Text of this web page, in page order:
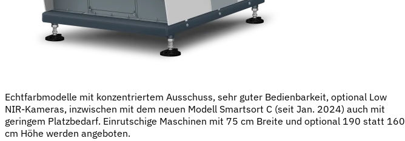
Echtfarbmodelle mit konzentriertem Ausschuss, sehr guter Bedienbarkeit, optional Low
NIR-Kameras, inzwischen mit dem neuen Modell Smartsort C (seit Jan. 2024) auch mit
geringem Platzbedarf. Einrutschige Maschinen mit 75 cm Breite und optional 190 statt 160
cm Höhe werden angeboten.